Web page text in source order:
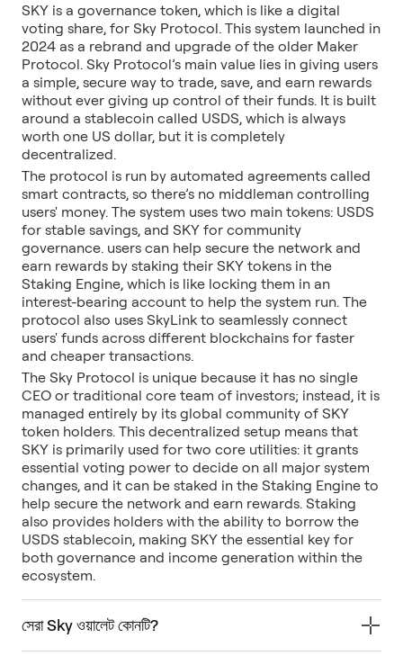
SKY is a governance token, which is like a digital
voting share, for Sky Protocol. This system launched in
2024 as a rebrand and upgrade of the older Maker
Protocol. Sky Protocol’s main value lies in giving users
a simple, secure way to trade, save, and earn rewards
without ever giving up control of their funds. It is built
around a stablecoin called USDS, which is always
worth one US dollar, but it is completely
decentralized.
The protocol is run by automated agreements called
smart contracts, so there’s no middleman controlling
users' money. The system uses two main tokens: USDS
for stable savings, and SKY for community
governance. users can help secure the network and
earn rewards by staking their SKY tokens in the
Staking Engine, which is like locking them in an
interest-bearing account to help the system run. The
protocol also uses SkyLink to seamlessly connect
users' funds across different blockchains for faster
and cheaper transactions.
The Sky Protocol is unique because it has no single
CEO or traditional core team of investors; instead, it is
managed entirely by its global community of SKY
token holders. This decentralized setup means that
SKY is primarily used for two core utilities: it grants
essential voting power to decide on all major system
changes, and it can be staked in the Staking Engine to
help secure the network and earn rewards. Staking
also provides holders with the ability to borrow the
USDS stablecoin, making SKY the essential key for
both governance and income generation within the
ecosystem.
সেরা Sky ওয়ালেট কোনটি?